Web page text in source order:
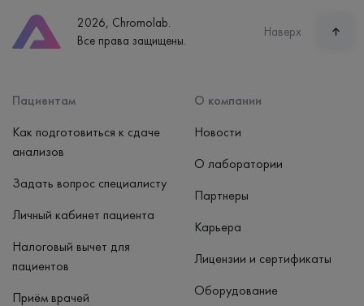
Часы работы
пн-вс: 7:30-15:00
2026, Chromolab.
Все права защищены.
Наверх
Пациентам
Как подготовиться к сдаче
анализов
Задать вопрос специалисту
Личный кабинет пациента
Налоговый вычет для
пациентов
Приём врачей
О компании
Новости
О лаборатории
Партнеры
Карьера
Лицензии и сертификаты
Оборудование